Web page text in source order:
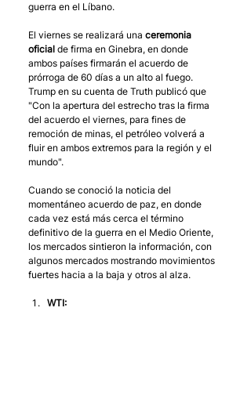
guerra en el Líbano.
El viernes se realizará una ceremonia
oficial de firma en Ginebra, en donde
ambos países firmarán el acuerdo de
prórroga de 60 días a un alto al fuego.
Trump en su cuenta de Truth publicó que
"Con la apertura del estrecho tras la firma
del acuerdo el viernes, para fines de
remoción de minas, el petróleo volverá a
fluir en ambos extremos para la región y el
mundo".
Cuando se conoció la noticia del
momentáneo acuerdo de paz, en donde
cada vez está más cerca el término
definitivo de la guerra en el Medio Oriente,
los mercados sintieron la información, con
algunos mercados mostrando movimientos
fuertes hacia a la baja y otros al alza.
WTI: